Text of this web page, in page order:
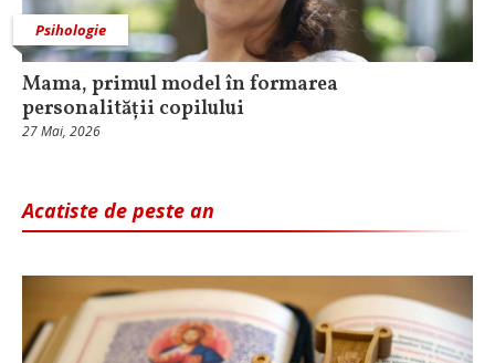
Psihologie
Mama, primul model în formarea
personalității copilului
27 Mai, 2026
Acatiste de peste an